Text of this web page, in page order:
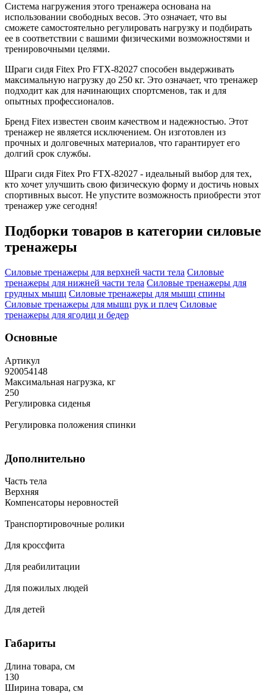
Система нагружения этого тренажера основана на
использовании свободных весов. Это означает, что вы
сможете самостоятельно регулировать нагрузку и подбирать
ее в соответствии с вашими физическими возможностями и
тренировочными целями.
Шраги сидя Fitex Pro FTX-82027 способен выдерживать
максимальную нагрузку до 250 кг. Это означает, что тренажер
подходит как для начинающих спортсменов, так и для
опытных профессионалов.
Бренд Fitex известен своим качеством и надежностью. Этот
тренажер не является исключением. Он изготовлен из
прочных и долговечных материалов, что гарантирует его
долгий срок службы.
Шраги сидя Fitex Pro FTX-82027 - идеальный выбор для тех,
кто хочет улучшить свою физическую форму и достичь новых
спортивных высот. Не упустите возможность приобрести этот
тренажер уже сегодня!
Подборки товаров в категории силовые
тренажеры
Силовые тренажеры для верхней части тела Силовые
тренажеры для нижней части тела Силовые тренажеры для
грудных мышц Силовые тренажеры для мышц спины
Силовые тренажеры для мышц рук и плеч Силовые
тренажеры для ягодиц и бедер
Основные
Артикул
920054148
Максимальная нагрузка, кг
250
Регулировка сиденья
Регулировка положения спинки
Дополнительно
Часть тела
Верхняя
Компенсаторы неровностей
Транспортировочные ролики
Для кроссфита
Для реабилитации
Для пожилых людей
Для детей
Габариты
Длина товара, см
130
Ширина товара, см